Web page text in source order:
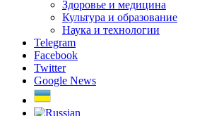
Здоровье и медицина
Культура и образование
Наука и технологии
Telegram
Facebook
Twitter
Google News